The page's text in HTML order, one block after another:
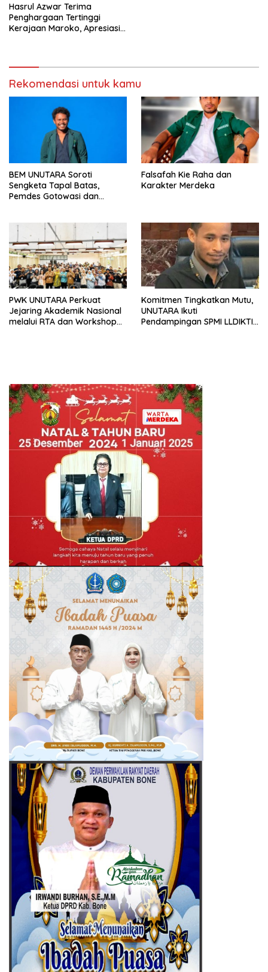
Hasrul Azwar Terima
Penghargaan Tertinggi
Kerajaan Maroko, Apresiasi
Rekomendasi untuk kamu
BEM UNUTARA Soroti
Sengketa Tapal Batas,
Pemdes Gotowasi dan
Falsafah Kie Raha dan
Karakter Merdeka
PWK UNUTARA Perkuat
Jejaring Akademik Nasional
melalui RTA dan Workshop
Komitmen Tingkatkan Mutu,
UNUTARA Ikuti
Pendampingan SPMI LLDIKTI